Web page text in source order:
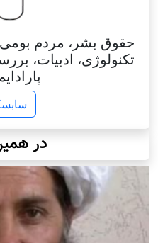
حقوق بشر، مردم
تکنولوژی، ادبیات،
در